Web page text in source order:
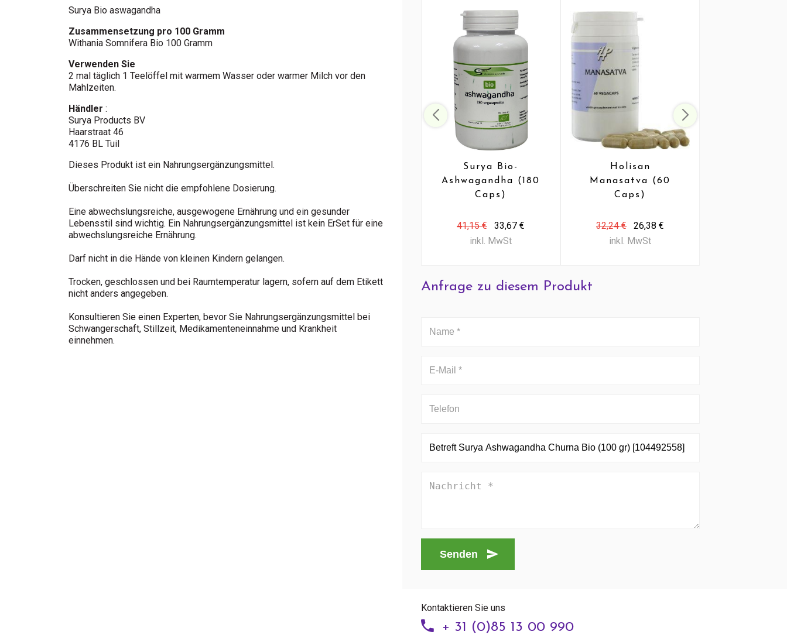
Surya Bio aswagandha
Zusammensetzung pro 100 Gramm
Withania Somnifera Bio 100 Gramm
Verwenden Sie
2 mal täglich 1 Teelöffel mit warmem Wasser oder warmer Milch vor den
Mahlzeiten.
Händler :
Surya Products BV
Haarstraat 46
4176 BL Tuil
Dieses Produkt ist ein Nahrungsergänzungsmittel.
Überschreiten Sie nicht die empfohlene Dosierung.
Eine abwechslungsreiche, ausgewogene Ernährung und ein gesunder
Lebensstil sind wichtig. Ein Nahrungsergänzungsmittel ist kein ErSet für eine
abwechslungsreiche Ernährung.
Darf nicht in die Hände von kleinen Kindern gelangen.
Trocken, geschlossen und bei Raumtemperatur lagern, sofern auf dem Etikett
nicht anders angegeben.
Konsultieren Sie einen Experten, bevor Sie Nahrungsergänzungsmittel bei
Schwangerschaft, Stillzeit, Medikamenteneinnahme und Krankheit
einnehmen.
Surya Bio-
Ashwagandha (180
Caps)
41,15 €
33,67 €
inkl. MwSt
Holisan
Manasatva (60
Caps)
32,24 €
26,38 €
inkl. MwSt
Anfrage zu diesem Produkt
Senden
Kontaktieren Sie uns
+ 31 (0)85 13 00 990